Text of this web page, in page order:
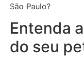
São Paulo?
Entenda
do seu